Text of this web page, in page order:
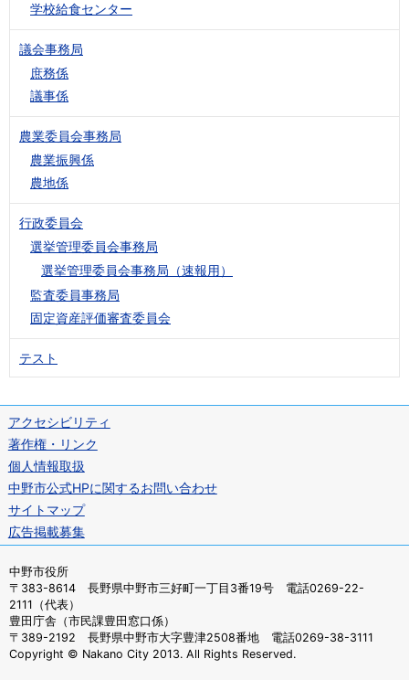
学校給食センター
議会事務局
庶務係
議事係
農業委員会事務局
農業振興係
農地係
行政委員会
選挙管理委員会事務局
選挙管理委員会事務局（速報用）
監査委員事務局
固定資産評価審査委員会
テスト
アクセシビリティ
著作権・リンク
個人情報取扱
中野市公式HPに関するお問い合わせ
サイトマップ
広告掲載募集
中野市役所
〒383-8614 長野県中野市三好町一丁目3番19号 電話0269-22-
2111（代表）
豊田庁舎（市民課豊田窓口係）
〒389-2192 長野県中野市大字豊津2508番地 電話0269-38-3111
Copyright © Nakano City 2013. All Rights Reserved.